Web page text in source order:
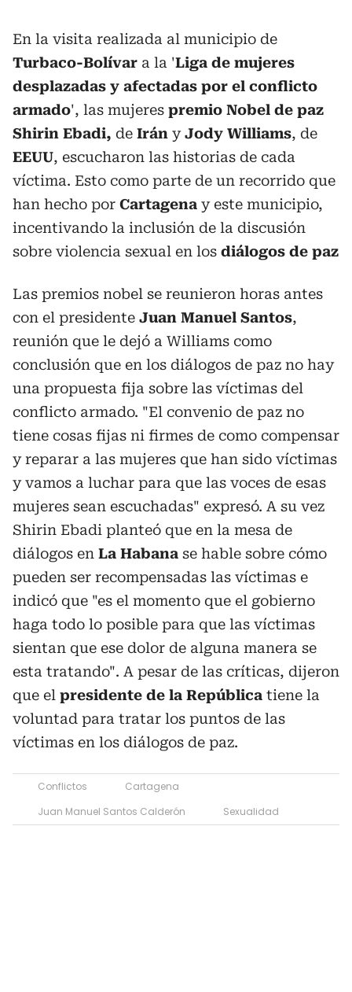
En la visita realizada al municipio de
Turbaco-Bolívar a la 'Liga de mujeres
desplazadas y afectadas por el conflicto
armado', las mujeres premio Nobel de paz
Shirin Ebadi, de Irán yJody Williams, de
EEUU, escucharon las historias de cada
víctima. Esto como parte de un recorrido que
han hecho por Cartagena y este municipio,
incentivando la inclusión de la discusión
sobre violencia sexual en los diálogos de paz
Las premios nobel se reunieron horas antes
con el presidente Juan Manuel Santos,
reunión que le dejó a Williams como
conclusión que en los diálogos de paz no hay
una propuesta fija sobre las víctimas del
conflicto armado. "El convenio de paz no
tiene cosas fijas ni firmes de como compensar
y reparar a las mujeres que han sido víctimas
y vamos a luchar para que las voces de esas
mujeres sean escuchadas" expresó. A su vez
Shirin Ebadi planteó que en la mesa de
diálogos en La Habana se hable sobre cómo
pueden ser recompensadas las víctimas e
indicó que "es el momento que el gobierno
haga todo lo posible para que las víctimas
sientan que ese dolor de alguna manera se
esta tratando". A pesar de las críticas, dijeron
que el presidente de la República tiene la
voluntad para tratar los puntos de las
víctimas en los diálogos de paz.
Conflictos
Cartagena
Juan Manuel Santos Calderón
Sexualidad